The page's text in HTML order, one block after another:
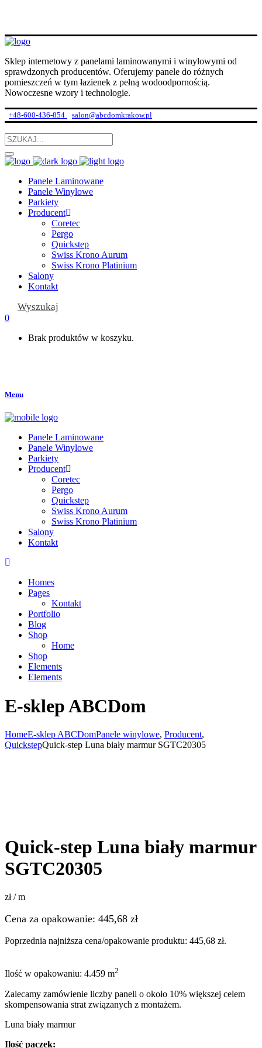
Sklep internetowy z panelami laminowanymi i winylowymi od
sprawdzonych producentów. Oferujemy panele do różnych
pomieszczeń w tym łazienek z pełną wodoodpornością.
Nowoczesne wzory i technologie.
+48-600-436-854 salon@abcdomkrakow.pl
Panele Laminowane
Panele Winylowe
Parkiety
Producent
Coretec
Pergo
Quickstep
Swiss Krono Aurum
Swiss Krono Platinium
Salony
Kontakt
Wyszukaj
0
Brak produktów w koszyku.
Menu
Panele Laminowane
Panele Winylowe
Parkiety
Producent
Coretec
Pergo
Quickstep
Swiss Krono Aurum
Swiss Krono Platinium
Salony
Kontakt
Homes
Pages
Kontakt
Portfolio
Blog
Shop
Home
Shop
Elements
Elements
E-sklep ABCDom
HomeE-sklep ABCDomPanele winylowe, Producent,
QuickstepQuick-step Luna biały marmur SGTC20305
Quick-step Luna biały marmur
SGTC20305
zł / m
Cena za opakowanie: 445,68 zł
Poprzednia najniższa cena/opakowanie produktu: 445,68 zł.
Ilość w opakowaniu: 4.459 m2
Zalecamy zamówienie liczby paneli o około 10% większej celem
skompensowania strat związanych z montażem.
Luna biały marmur
Ilość paczek: